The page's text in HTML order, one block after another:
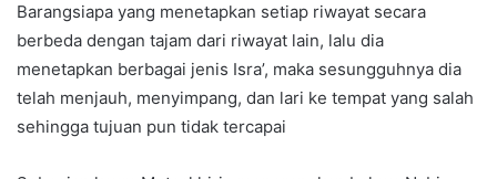
Barangsiapa yang menetapkan setiap riwayat secara
berbeda dengan tajam dari riwayat lain, lalu dia
menetapkan berbagai jenis Isra’, maka sesungguhnya dia
telah menjauh, menyimpang, dan lari ke tempat yang salah
sehingga tujuan pun tidak tercapai